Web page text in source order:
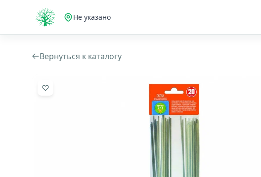
Не указано
Вернуться к каталогу